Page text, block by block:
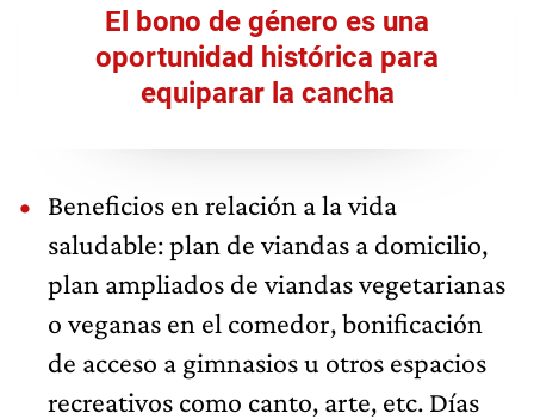
El bono de género es una
oportunidad histórica para
equiparar la cancha
Beneficios en relación a la vida
saludable: plan de viandas a domicilio,
plan ampliados de viandas vegetarianas
o veganas en el comedor, bonificación
de acceso a gimnasios u otros espacios
recreativos como canto, arte, etc. Días